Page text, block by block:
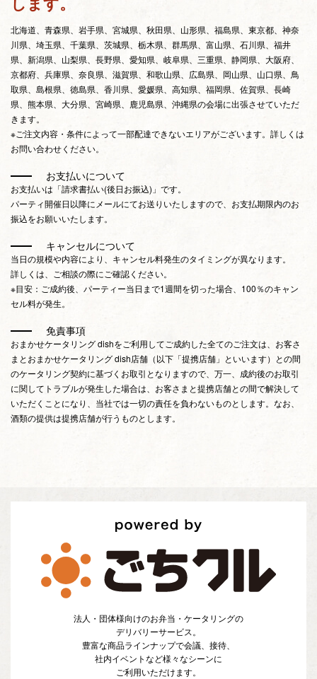
北海道、青森県、岩手県、宮城県、秋田県、山形県、福島県、東京都、神奈
川県、埼玉県、千葉県、茨城県、栃木県、群馬県、富山県、石川県、福井
県、新潟県、山梨県、長野県、愛知県、岐阜県、三重県、静岡県、大阪府、
京都府、兵庫県、奈良県、滋賀県、和歌山県、広島県、岡山県、山口県、鳥
取県、島根県、徳島県、香川県、愛媛県、高知県、福岡県、佐賀県、長崎
県、熊本県、大分県、宮崎県、鹿児島県、沖縄県の会場に出張させていただ
きます。
※ご注文内容・条件によって一部配達できないエリアがございます。詳しくは
お問い合わせください。
お支払いについて
お支払いは「請求書払い(後日お振込)」です。
パーティ開催日以降にメールにてお送りいたしますので、お支払期限内のお
振込をお願いいたします。
キャンセルについて
当日の規模や内容により、キャンセル料発生のタイミングが異なります。
詳しくは、ご相談の際にご確認ください。
※目安：ご成約後、パーティー当日まで1週間を切った場合、100％のキャン
セル料が発生。
免責事項
おまかせケータリング dishをご利用してご成約した全てのご注文は、お客さ
まとおまかせケータリング dish店舗（以下「提携店舗」といいます）との間
のケータリング契約に基づくお取引となりますので、万一、成約後のお取引
に関してトラブルが発生した場合は、お客さまと提携店舗との間で解決して
いただくことになり、当社では一切の責任を負わないものとします。なお、
酒類の提供は提携店舗が行うものとします。
法人・団体様向けのお弁当・ケータリングの
デリバリーサービス。
豊富な商品ラインナップで会議、接待、
社内イベントなど様々なシーンに
ご利用いただけます。